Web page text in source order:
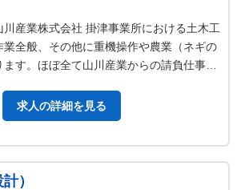
川産業株式会社 掛津事業所における土木工
全般、その他に重機操作や農業（ネギの
す。ほぼ全て山川産業からの請負仕事で
求人の詳細を見る
）